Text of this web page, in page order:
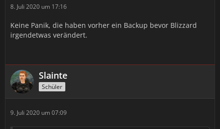
8. Juli 2020 um 17:16
Keine Panik, die haben vorher ein Backup bevor Blizzard
irgendetwas verändert.
Slainte
Schüler
9. Juli 2020 um 07:09